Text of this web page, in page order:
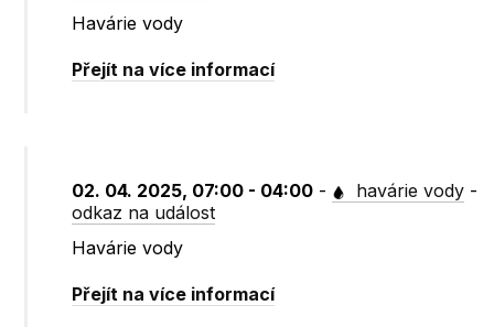
Havárie vody
Přejít na více informací
02. 04. 2025, 07:00 - 04:00 - havárie vody -
odkaz na událost
Havárie vody
Přejít na více informací